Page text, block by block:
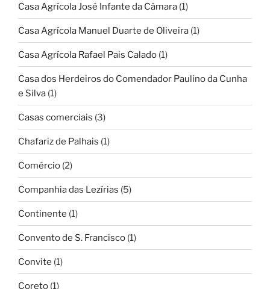
Casa Agrícola José Infante da Câmara (1)
Casa Agrícola Manuel Duarte de Oliveira (1)
Casa Agrícola Rafael Pais Calado (1)
Casa dos Herdeiros do Comendador Paulino da Cunha
e Silva (1)
Casas comerciais (3)
Chafariz de Palhais (1)
Comércio (2)
Companhia das Lezírias (5)
Continente (1)
Convento de S. Francisco (1)
Convite (1)
Coreto (1)